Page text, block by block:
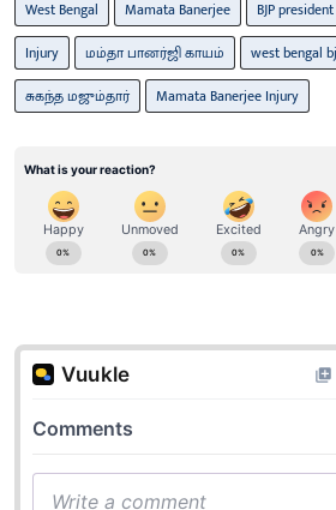
West Bengal Mamata Banerjee BJP president
Injury
மம்தா பானர்ஜி காயம் west bengal
சுகந்த மஜும்தார்
Mamata Banerjee Injury